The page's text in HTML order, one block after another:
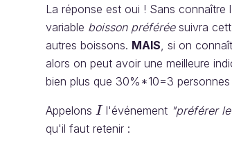
La réponse est oui ! Sans connaître
variable boisson préféréesuivra
autres boissons. MAIS , si on
alors on peut avoir une meilleure
bien plus que 30%*10=3
Appelons II l'événement "préférer
qu'il faut retenir :